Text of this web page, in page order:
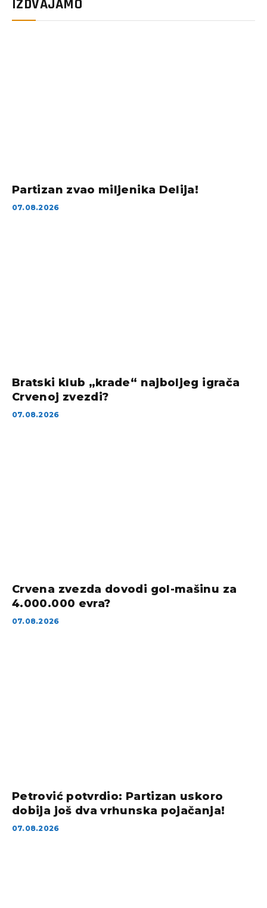
IZDVAJAMO
Partizan zvao miljenika Delija!
07.08.2026
Bratski klub „krade“ najboljeg igrača
Crvenoj zvezdi?
07.08.2026
Crvena zvezda dovodi gol-mašinu za
4.000.000 evra?
07.08.2026
Petrović potvrdio: Partizan uskoro
dobija još dva vrhunska pojačanja!
07.08.2026